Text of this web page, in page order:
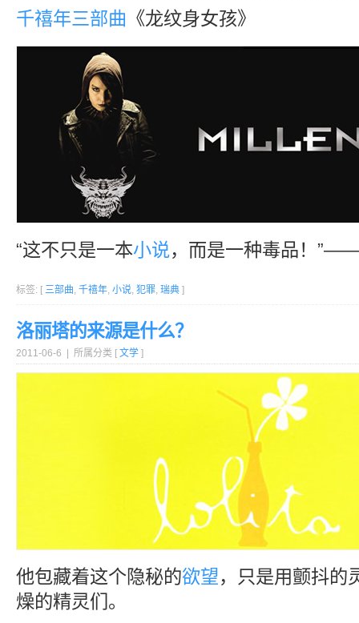
千禧年三部曲 《龙纹身女孩》
“这不只是一本小说，而是一种毒品！
标签: [ 三部曲, 千禧年, 小说, 犯罪, 瑞典 ]
洛丽塔的来源是什么？
2011-06-6 | 所属分类 [ 文学 ]
他包藏着这个隐秘的欲望，只是用颤抖的
燥的精灵们。